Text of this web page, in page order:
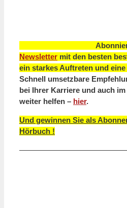
Newsletter mit den besten
ein starkes Auftreten und
Schnell umsetzbare
bei Ihrer Karriere und auch
weiter helfen – hier.
Und gewinnen Sie als
Hörbuch !